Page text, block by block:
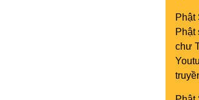
Phật
Phật
chư